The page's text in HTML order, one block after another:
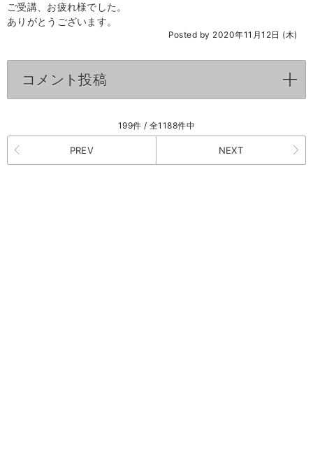
ご受講、お疲れ様でした。
ありがとうございます。
Posted by 2020年11月12日 (木)
コメント投稿
199件 / 全1188件中
PREV NEXT